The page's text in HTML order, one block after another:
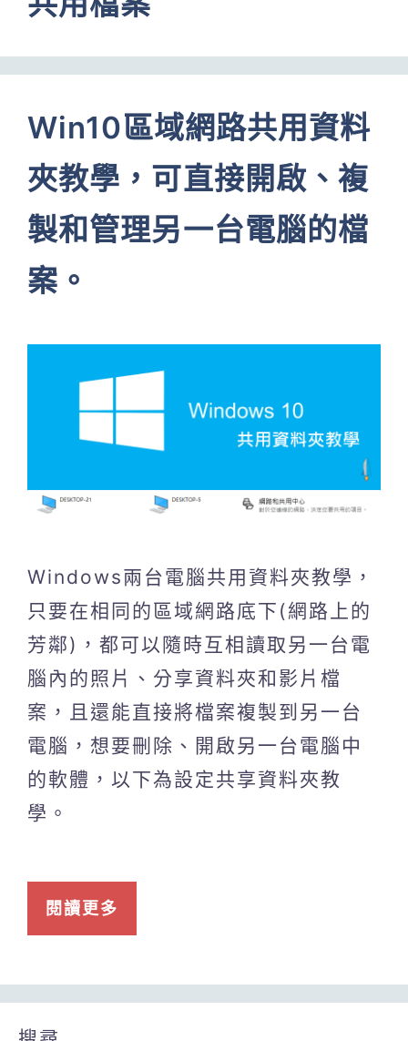
Win10區域網路共用資料
夾教學，可直接開啟、複
製和管理另一台電腦的檔
案。
Windows兩台電腦共用資料夾教學，
只要在相同的區域網路底下(網路上的
芳鄰)，都可以隨時互相讀取另一台電
腦內的照片、分享資料夾和影片檔
案，且還能直接將檔案複製到另一台
電腦，想要刪除、開啟另一台電腦中
的軟體，以下為設定共享資料夾教
學。
閱讀更多